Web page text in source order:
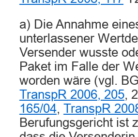
a) Die Annahme
unterlassener
Versender wusste
Paket im Falle der
worden wäre (vgl.
TranspR 2006, 205,
165/04, TranspR
Berufungsgericht ist